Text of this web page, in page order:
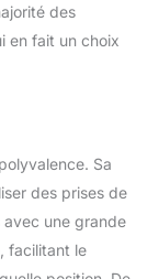
un bras
à
des
en fait un choix
Sa
des prises de
avec une grande
facilitant le